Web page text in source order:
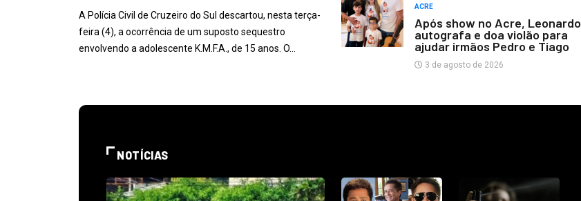
A Polícia Civil de Cruzeiro do Sul descartou, nesta terça-
feira (4), a ocorrência de um suposto sequestro
envolvendo a adolescente K.M.F.A., de 15 anos. O…
ACRE
Após show no Acre, Leonardo
autografa e doa violão para
ajudar irmãos Pedro e Tiago
3 de agosto de 2026
NOTÍCIAS